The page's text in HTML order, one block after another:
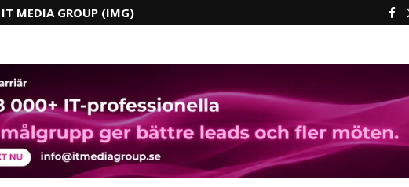
IT MEDIA GROUP (IMG)